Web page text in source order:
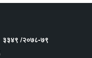
: ३३४९ /२०७८-७९